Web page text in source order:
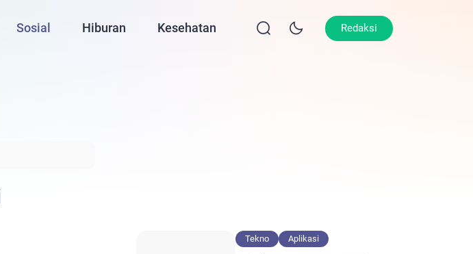
Sosial Hiburan Kesehatan Lifestyle Olahraga
Redaksi
Tekno Aplikasi